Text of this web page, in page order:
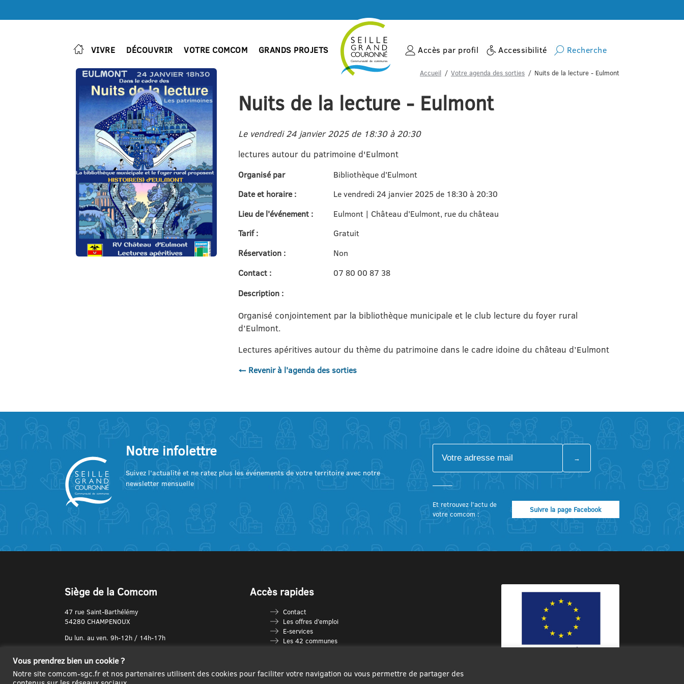
VIVRE DÉCOUVRIR VOTRE COMCOM GRANDS PROJETS Accès par profil Accessibilité Recherche
Accueil Votre agenda des sorties Nuits de la lecture - Eulmont
Nuits de la lecture - Eulmont
Le vendredi 24 janvier 2025 de 18:30 à 20:30
lectures autour du patrimoine d'Eulmont
Organisé par
Bibliothèque d'Eulmont
Date et horaire :
Le vendredi 24 janvier 2025 de 18:30 à 20:30
Lieu de l'événement :
Eulmont | Château d'Eulmont, rue du château
Tarif :
Gratuit
Réservation :
Non
Contact :
07 80 00 87 38
Description :
Organisé conjointement par la bibliothèque municipale et le club lecture du foyer rural
d’Eulmont.
Lectures apéritives autour du thème du patrimoine dans le cadre idoine du château d’Eulmont
← Revenir à l'agenda des sorties
Notre infolettre
Suivez l’actualité et ne ratez plus les événements de votre territoire avec notre
newsletter mensuelle
Et retrouvez l’actu de
votre comcom :
Suivre la page Facebook
Siège de la Comcom
47 rue Saint-Barthélémy
54280 CHAMPENOUX
Du lun. au ven. 9h-12h / 14h-17h
03 83 31 74 37
Accès rapides
Contact
Les offres d’emploi
E-services
Les 42 communes
Espace France Services
Les séniors
Vous prendrez bien un cookie ?
Notre site comcom-sgc.fr et nos partenaires utilisent des cookies pour faciliter votre navigation ou vous permettre de partager des